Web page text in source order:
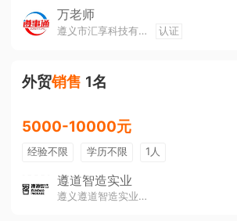
公费旅游
免费培训
美女多
帅哥多 全勤奖 有补助
万老师
遵义市汇享科技有限公司 认证
外贸销售 1名
5000-10000元
经验不限 学历不限 1人
遵道智造实业
遵义遵道智造实业有限公司